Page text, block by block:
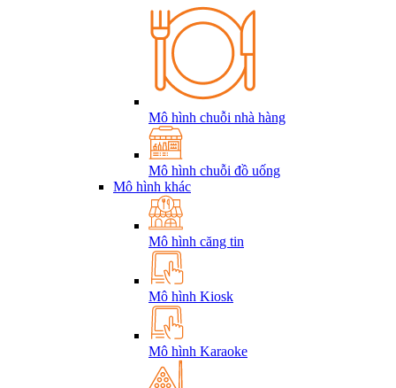
Mô hình chuỗi nhà hàng
Mô hình chuỗi đồ uống
Mô hình khác
Mô hình căng tin
Mô hình Kiosk
Mô hình Karaoke